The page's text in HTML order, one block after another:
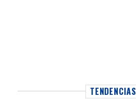
TENDENCIAS